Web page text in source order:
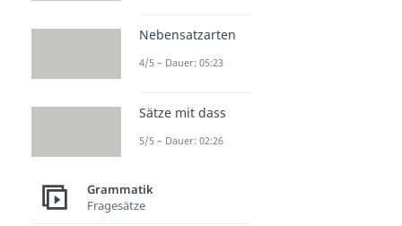
Nebensatzarten
4/5 – Dauer: 05:23
Sätze mit dass
5/5 – Dauer: 02:26
Grammatik
Fragesätze